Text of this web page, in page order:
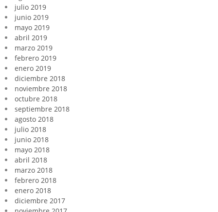
julio 2019
junio 2019
mayo 2019
abril 2019
marzo 2019
febrero 2019
enero 2019
diciembre 2018
noviembre 2018
octubre 2018
septiembre 2018
agosto 2018
julio 2018
junio 2018
mayo 2018
abril 2018
marzo 2018
febrero 2018
enero 2018
diciembre 2017